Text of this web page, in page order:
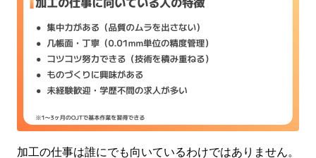
加工の仕事は誰にでも向いているわけではありません。